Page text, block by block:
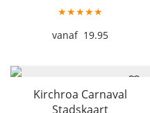
★★★★★
19.95
Kirchroa Carnaval
Stadskaart